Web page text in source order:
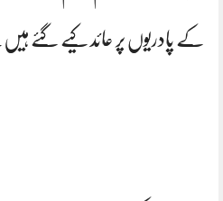
کے پادریوں پر عائد کیے گئے ہیں۔